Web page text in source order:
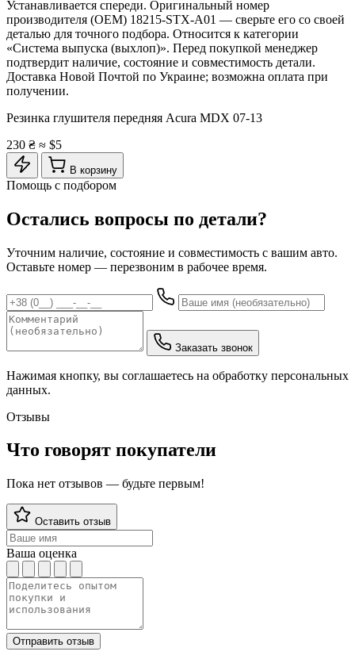
Устанавливается спереди. Оригинальный номер
производителя (OEM) 18215-STX-A01 — сверьте его со своей
деталью для точного подбора. Относится к категории
«Система выпуска (выхлоп)». Перед покупкой менеджер
подтвердит наличие, состояние и совместимость детали.
Доставка Новой Почтой по Украине; возможна оплата при
получении.
Резинка глушителя передняя Acura MDX 07-13
230 ₴ ≈ $5
В корзину
Помощь с подбором
Остались вопросы по детали?
Уточним наличие, состояние и совместимость с вашим авто.
Оставьте номер — перезвоним в рабочее время.
Заказать звонок
Нажимая кнопку, вы соглашаетесь на обработку персональных
данных.
Отзывы
Что говорят покупатели
Пока нет отзывов — будьте первым!
Оставить отзыв
Ваша оценка
Отправить отзыв